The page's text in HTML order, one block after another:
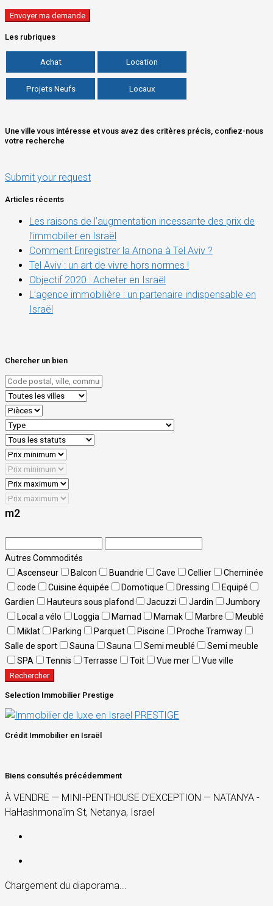
Les rubriques
Achat Location
Projets Neufs Locaux
Une ville vous intéresse et vous avez des critères précis, confiez-nous
votre recherche
Submit your request
Articles récents
Les raisons de l’augmentation incessante des prix de
l’immobilier en Israël
Comment Enregistrer la Arnona à Tel Aviv ?
Tel Aviv : un art de vivre hors normes !
Objectif 2020 : Acheter en Israël
L’agence immobilière : un partenaire indispensable en
Israël
Chercher un bien
m2
Autres Commodités
Ascenseur
Balcon Buandrie Cave Cellier
Cheminée
code
Cuisine équipée Domotique Dressing
Equipé
Gardien
Hauteurs sous plafond Jacuzzi Jardin
Jumbory
Local a vélo
Loggia Mamad Mamak Marbre
Meublé
Miklat
Parking Parquet Piscine
Proche Tramway
Salle de sport
Sauna Sauna Semi meublé
Semi meuble
SPA
Tennis Terrasse Toit Vue mer Vue ville
Rechercher
Selection Immobilier Prestige
Crédit Immobilier en Israël
Biens consultés précédemment
À VENDRE — MINI-PENTHOUSE D’EXCEPTION — NATANYA -
HaHashmona'im St, Netanya, Israel
Chargement du diaporama...